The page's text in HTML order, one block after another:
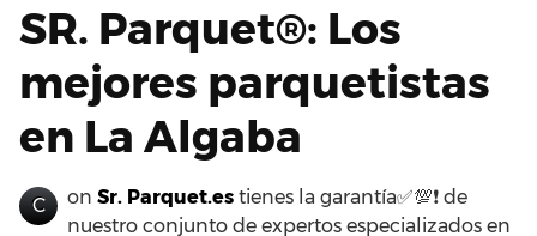
SR. Parquet®: Los
mejores parquetistas
en La Algaba
C on Sr. Parquet.es tienes la garantía✅💯❗ de
nuestro conjunto de expertos especializados en